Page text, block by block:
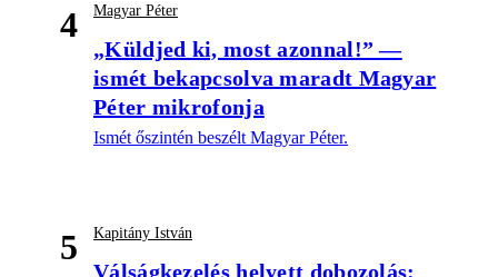
4 Magyar Péter
„Küldjed ki, most azonnal!” —
ismét bekapcsolva maradt Magyar
Péter mikrofonja
Ismét őszintén beszélt Magyar Péter.
5 Kapitány István
Válságkezelés helyett dobozolás: